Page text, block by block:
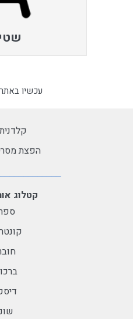
עכשיו באתר 99 אורחים
הפצת
קטלוג